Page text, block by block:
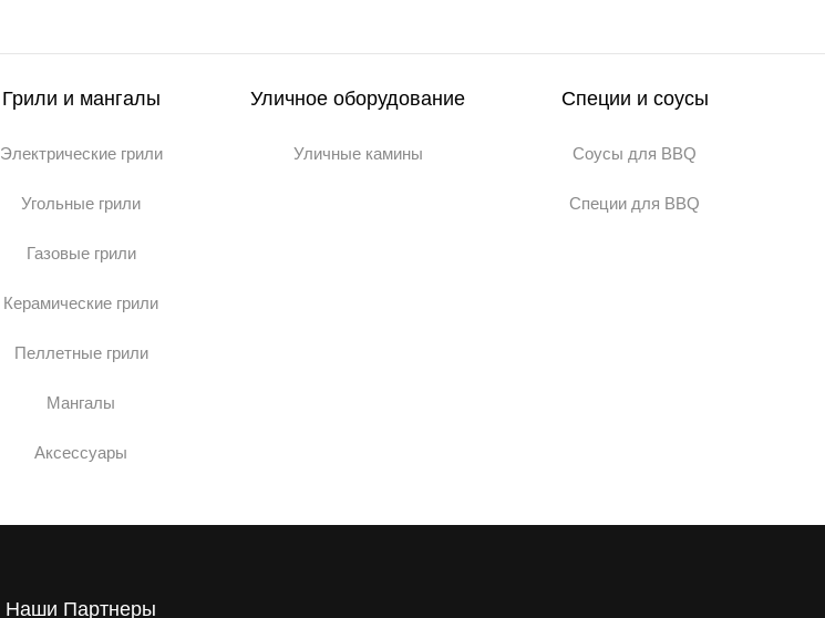
Грили и мангалы
Электрические грили
Угольные грили
Газовые грили
Керамические грили
Пеллетные грили
Мангалы
Аксессуары
Уличное оборудование
Уличные камины
Специи и соусы
Соусы для BBQ
Специи для BBQ
Наши Партнеры